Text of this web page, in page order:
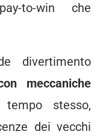
to-win che
divertimento
meccaniche
stesso,
dei vecchi